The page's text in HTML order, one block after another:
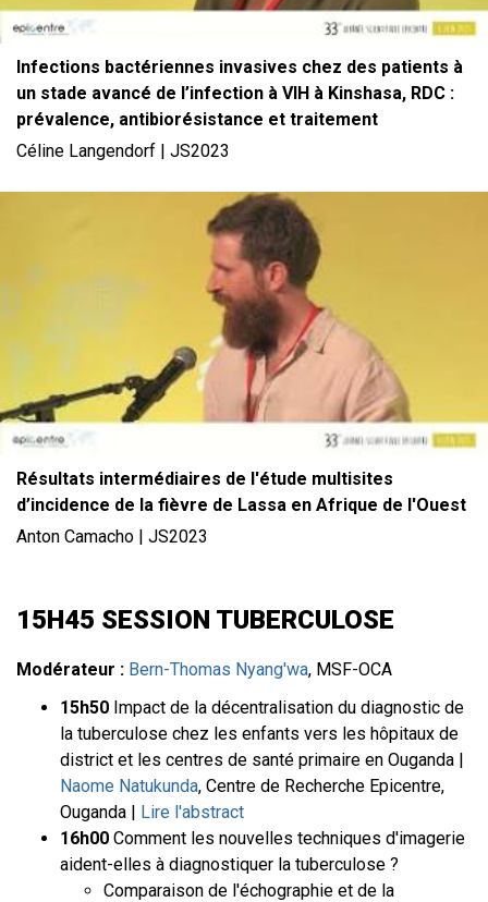
Infections bactériennes invasives chez des patients à
un stade avancé de l’infection à VIH à Kinshasa, RDC :
prévalence, antibiorésistance et traitement
Céline Langendorf | JS2023
Résultats intermédiaires de l'étude multisites
d’incidence de la fièvre de Lassa en Afrique de l'Ouest
Anton Camacho | JS2023
15H45 SESSION TUBERCULOSE
Modérateur : Bern-Thomas Nyang'wa, MSF-OCA
15h50 Impact de la décentralisation du diagnostic de
la tuberculose chez les enfants vers les hôpitaux de
district et les centres de santé primaire en Ouganda |
Naome Natukunda, Centre de Recherche Epicentre,
Ouganda | Lire l'abstract
16h00 Comment les nouvelles techniques d'imagerie
aident-elles à diagnostiquer la tuberculose ?
Comparaison de l'échographie et de la